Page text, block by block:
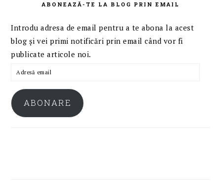
ABONEAZĂ-TE LA BLOG PRIN EMAIL
Introdu adresa de email pentru a te abona la acest
blog și vei primi notificări prin email când vor fi
publicate articole noi.
Adresă
ABONARE